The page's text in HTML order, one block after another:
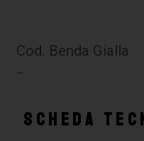
Cod. Benda Gialla
–
SCHEDA